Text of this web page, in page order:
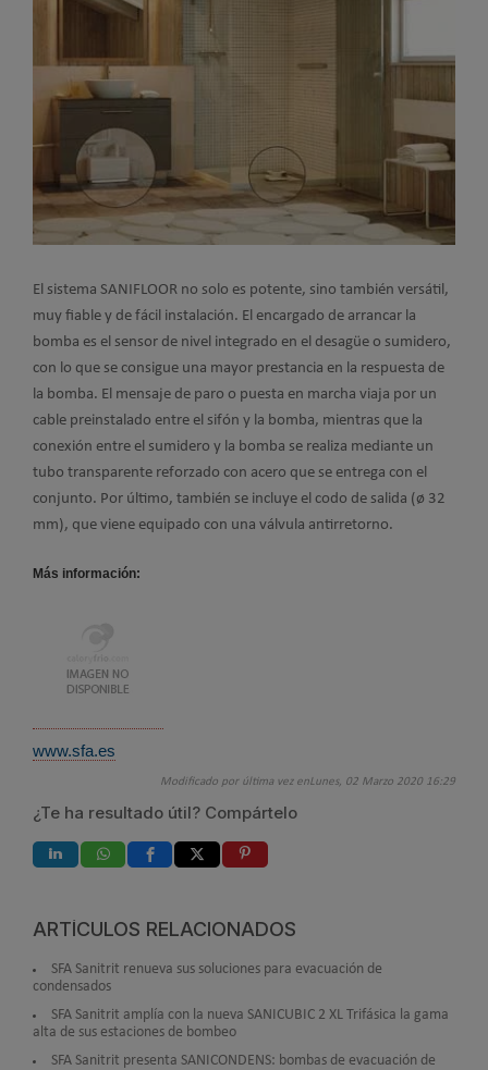
El sistema SANIFLOOR no solo es potente, sino también versátil,
muy fiable y de fácil instalación. El encargado de arrancar la
bomba es el sensor de nivel integrado en el desagüe o sumidero,
con lo que se consigue una mayor prestancia en la respuesta de
la bomba. El mensaje de paro o puesta en marcha viaja por un
cable preinstalado entre el sifón y la bomba, mientras que la
conexión entre el sumidero y la bomba se realiza mediante un
tubo transparente reforzado con acero que se entrega con el
conjunto. Por último, también se incluye el codo de salida (ø 32
mm), que viene equipado con una válvula antirretorno.
Más información:
www.sfa.es
Modificado por última vez enLunes, 02 Marzo 2020 16:29
¿Te ha resultado útil? Compártelo
ARTÍCULOS RELACIONADOS
SFA Sanitrit renueva sus soluciones para evacuación de
condensados
SFA Sanitrit amplía con la nueva SANICUBIC 2 XL Trifásica la gama
alta de sus estaciones de bombeo
SFA Sanitrit presenta SANICONDENS: bombas de evacuación de